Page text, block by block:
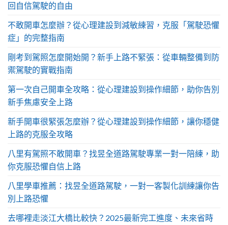
回自信駕駛的自由
不敢開車怎麼辦？從心理建設到減敏練習，克服「駕駛恐懼
症」的完整指南
剛考到駕照怎麼開始開？新手上路不緊張：從車輛整備到防
禦駕駛的實戰指南
第一次自己開車全攻略：從心理建設到操作細節，助你告別
新手焦慮安全上路
新手開車很緊張怎麼辦？從心理建設到操作細節，讓你穩健
上路的克服全攻略
八里有駕照不敢開車？找昱全道路駕駛專業一對一陪練，助
你克服恐懼自信上路
八里學車推薦：找昱全道路駕駛，一對一客製化訓練讓你告
別上路恐懼
去哪裡走淡江大橋比較快？2025最新完工進度、未來省時